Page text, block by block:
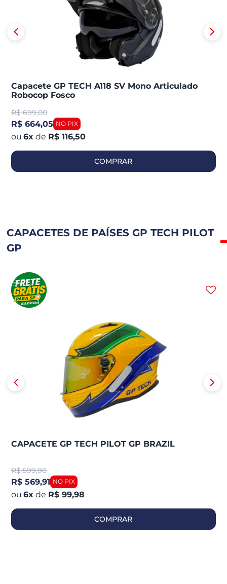
Capacete GP TECH A118 SV Mono Articulado
Robocop Fosco
R$ 699,00
R$ 664,05
6x de R$ 116,50
COMPRAR
CAPACETES DE PAÍSES GP TECH PILOT
GP
CAPACETE GP TECH PILOT GP BRAZIL
R$ 599,90
R$ 569,91
6x de R$ 99,98
COMPRAR